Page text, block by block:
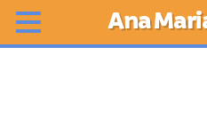
Ana